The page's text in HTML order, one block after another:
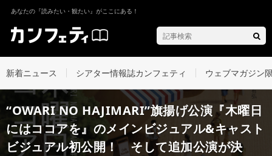
あなたの『読みたい・観たい』がここにある！
新着ニュース シアター情報誌カンフェティ ウェブマガジン
“OWARI NO HAJIMARI”旗揚げ公演『木曜日
にはココアを』のメインビジュアル&キャスト
ビジュアル初公開！ そして追加公演が決